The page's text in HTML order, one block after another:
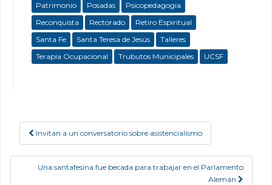
Patrimonio
Posadas
Psicopedagogía
Reconquista
Rectorado
Retiro Espiritual
Santa Fe
Santa Teresa de Jesús
Talleres
Terapia Ocupacional
Trubutos Municipales UCSF
Post navigation
Invitan a un conversatorio sobre asistencialismo
Una santafesina fue becada para trabajar en el Parlamento
Alemán